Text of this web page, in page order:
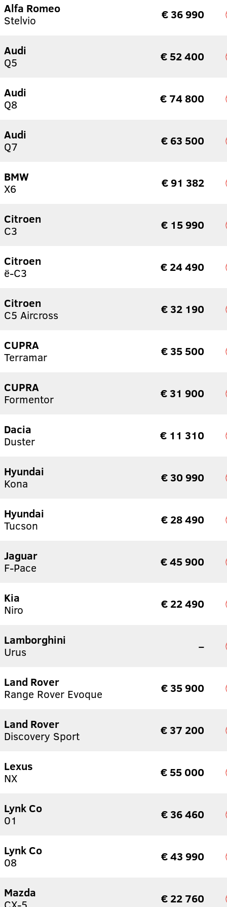
Alfa Romeo
Stelvio
€ 36 990
Audi
Q5
€ 52 400
Audi
Q8
€ 74 800
Audi
Q7
€ 63 500
BMW
X6
€ 91 382
Citroen
C3
€ 15 990
Citroen
ë-C3
€ 24 490
Citroen
C5 Aircross
€ 32 190
CUPRA
Terramar
€ 35 500
CUPRA
Formentor
€ 31 900
Dacia
Duster
€ 11 310
Hyundai
Kona
€ 30 990
Hyundai
Tucson
€ 28 490
Jaguar
F-Pace
€ 45 900
Kia
Niro
€ 22 490
Lamborghini
Urus
–
Land Rover
Range Rover Evoque
€ 35 900
Land Rover
Discovery Sport
€ 37 200
Lexus
NX
€ 55 000
Lynk Co
01
€ 36 460
Lynk Co
08
€ 43 990
Mazda
€ 22 760